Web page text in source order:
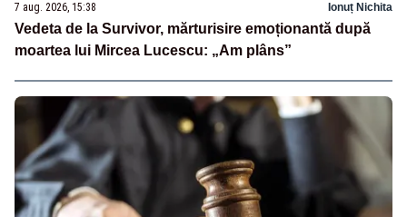
7 aug. 2026, 15:38 Ionuț Nichita
Vedeta de la Survivor, mărturisire emoționantă după
moartea lui Mircea Lucescu: „Am plâns”